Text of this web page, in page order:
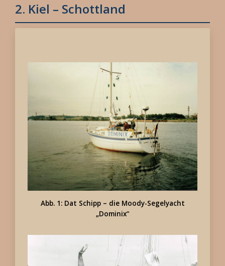
2. Kiel – Schottland
Abb. 1: Dat Schipp – die Moody-Segelyacht
„Dominix“